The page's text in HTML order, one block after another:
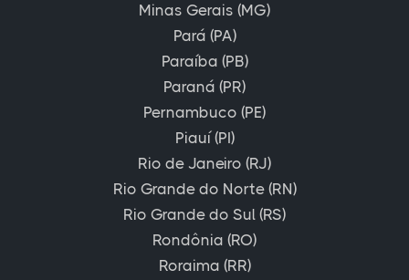
Minas Gerais (MG)
Pará (PA)
Paraíba (PB)
Paraná (PR)
Pernambuco (PE)
Piauí (PI)
Rio de Janeiro (RJ)
Rio Grande do Norte (RN)
Rio Grande do Sul (RS)
Rondônia (RO)
Roraima (RR)